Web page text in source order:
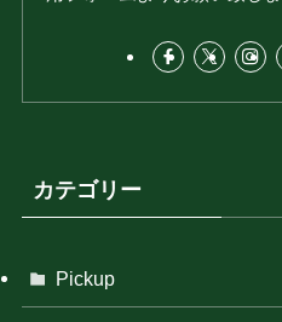
カテゴリー
Pickup